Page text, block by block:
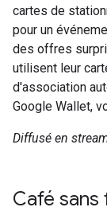
cartes de
pour un
des offres
utilisent leur
d'association
Google Wallet,
Diffusé en
Café sans